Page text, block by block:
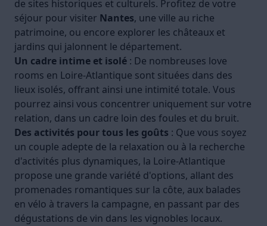
de sites historiques et culturels. Profitez de votre
séjour pour visiter Nantes, une ville au riche
patrimoine, ou encore explorer les châteaux et
jardins qui jalonnent le département.
Un cadre intime et isolé : De nombreuses love
rooms en Loire-Atlantique sont situées dans des
lieux isolés, offrant ainsi une intimité totale. Vous
pourrez ainsi vous concentrer uniquement sur votre
relation, dans un cadre loin des foules et du bruit.
Des activités pour tous les goûts : Que vous soyez
un couple adepte de la relaxation ou à la recherche
d'activités plus dynamiques, la Loire-Atlantique
propose une grande variété d'options, allant des
promenades romantiques sur la côte, aux balades
en vélo à travers la campagne, en passant par des
dégustations de vin dans les vignobles locaux.